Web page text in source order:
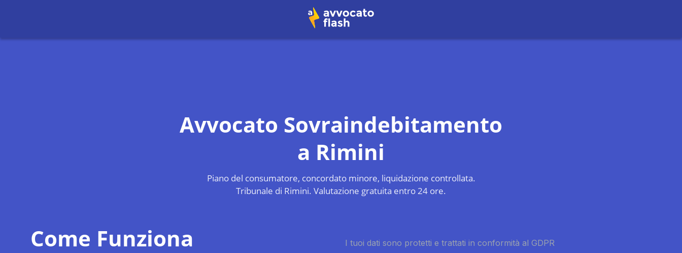
Avvocato Sovraindebitamento
a Rimini
Piano del consumatore, concordato minore, liquidazione controllata.
Tribunale di Rimini. Valutazione gratuita entro 24 ore.
Come Funziona